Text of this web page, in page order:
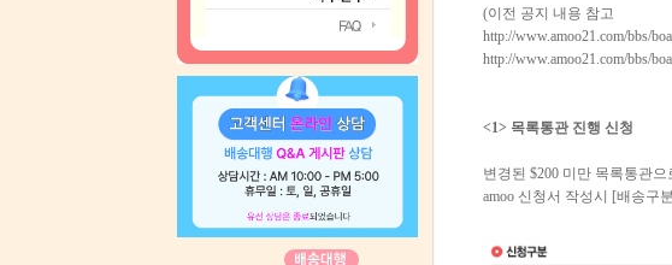
(이전 공지 내용 참고
http://www.amoo21.com/bbs/
http://www.amoo21.com/bbs/
<1> 목록통관 진행 신청
변경된 $200 미만 목록통관
amoo 신청서 작성시 [배송구